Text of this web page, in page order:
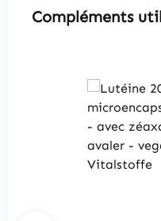
Skip product gallery
Compléments